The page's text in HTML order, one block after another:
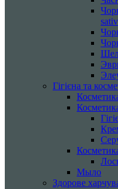
Гігієна та
Мыло
Здорове